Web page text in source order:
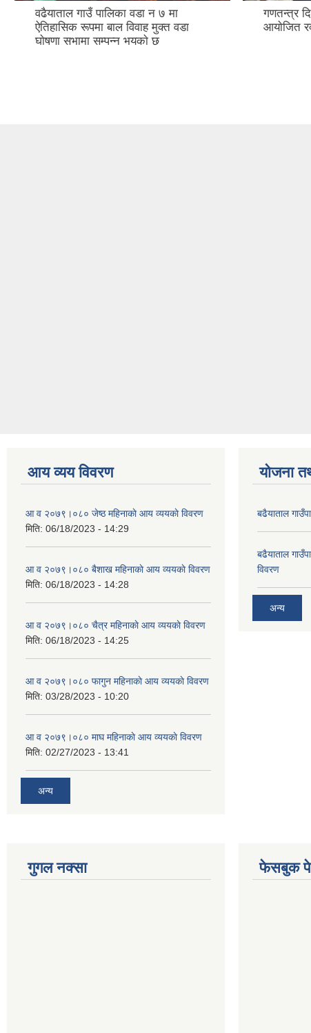
वढैयाताल गाउँ पालिका वडा न ७ मा
ऐतिहासिक रूपमा बाल विवाह मुक्त वडा
घाेषणा सभामा सम्पन्न भयकाे छ
गणतन्त्र
आयाेजित
आय व्यय विवरण
आ व २०७९।०८० जेष्ठ महिनाकाे आय व्ययकाे विवरण
मिति: 06/18/2023 - 14:29
आ व २०७९।०८० बैशाख महिनाकाे आय व्ययकाे विवरण
मिति: 06/18/2023 - 14:28
आ व २०७९।०८० चैत्र महिनाकाे आय व्ययकाे विवरण
मिति: 06/18/2023 - 14:25
आ व २०७९।०८० फागुन महिनाकाे आय व्ययकाे विवरण
मिति: 03/28/2023 - 10:20
आ व २०७९।०८० माघ महिनाकाे आय व्ययकाे विवरण
मिति: 02/27/2023 - 13:41
अन्य
योजना
बढैयाताल
बढैयाताल
विवरण
अन्य
गुगल नक्सा फेसबुक